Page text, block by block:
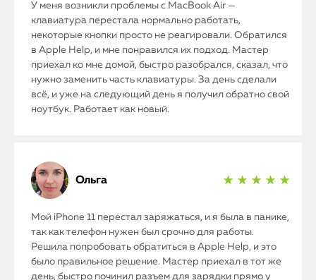
У меня возникли проблемы с MacBook Air —
клавиатура перестала нормально работать,
некоторые кнопки просто не реагировали. Обратился
в Apple Help, и мне понравился их подход. Мастер
приехал ко мне домой, быстро разобрался, сказал, что
нужно заменить часть клавиатуры. За день сделали
всё, и уже на следующий день я получил обратно свой
ноутбук. Работает как новый.
Ольга ★ ★ ★ ★ ★
Мой iPhone 11 перестал заряжаться, и я была в панике,
так как телефон нужен был срочно для работы.
Решила попробовать обратиться в Apple Help, и это
было правильное решение. Мастер приехал в тот же
день, быстро починил разъем для зарядки прямо у